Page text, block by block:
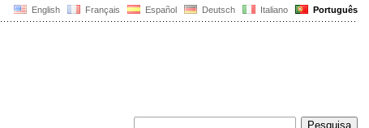
English Français Español Deutsch Italiano Português